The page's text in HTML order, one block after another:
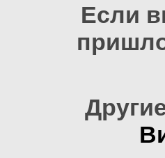
Если